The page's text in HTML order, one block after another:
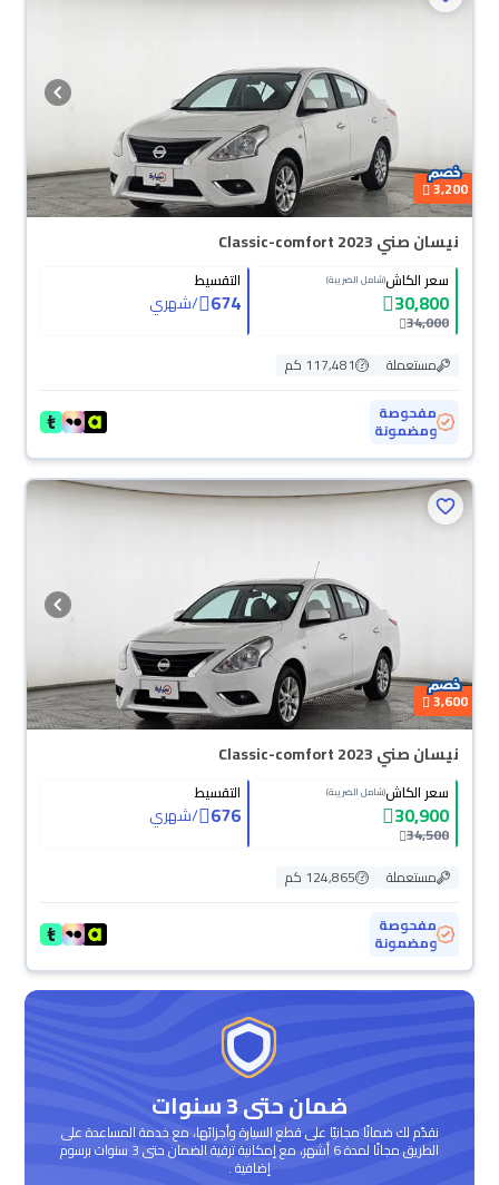
3,200
نيسان صني Classic-comfort 2023
سعر الكاش(شامل الضريبة)
30,800
34,000
التقسيط
674
/شهري
مستعملة
117,481 كم
مفحوصة
ومضمونة
3,600
نيسان صني Classic-comfort 2023
سعر الكاش(شامل الضريبة)
30,900
34,500
التقسيط
676
/شهري
مستعملة
124,865 كم
مفحوصة
ومضمونة
ضمان حتى 3 سنوات
نقدّم لك ضمانًا مجانيًا على قطع السيارة وأجزائها، مع خدمة المساعدة على
الطريق مجانًا لمدة 6 أشهر، مع إمكانية ترقية الضمان حتى 3 سنوات برسوم
إضافية .